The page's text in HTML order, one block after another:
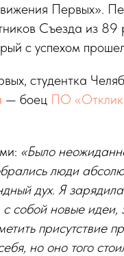
Первых».
Съезда из 89
с успехом
студентка
— боец ПО
«Было
люди
дух. Я
собой новые идеи,
присутствие
но оно того